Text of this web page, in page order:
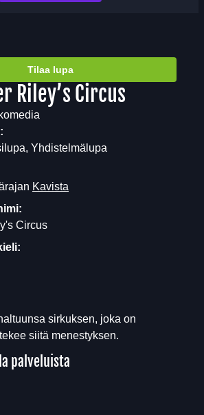
Tilaa lupa
Riley’s Circus
Yhdistelmälupa
Kavista
Circus
sirkuksen, joka on
siitä menestyksen.
palveluista